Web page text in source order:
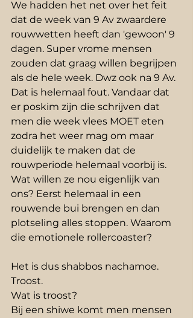
We hadden het net over het feit
dat de week van 9 Av zwaardere
rouwwetten heeft dan 'gewoon' 9
dagen. Super vrome mensen
zouden dat graag willen begrijpen
als de hele week. Dwz ook na 9 Av.
Dat is helemaal fout. Vandaar dat
er poskim zijn die schrijven dat
men die week vlees MOET eten
zodra het weer mag om maar
duidelijk te maken dat de
rouwperiode helemaal voorbij is.
Wat willen ze nou eigenlijk van
ons? Eerst helemaal in een
rouwende bui brengen en dan
plotseling alles stoppen. Waarom
die emotionele rollercoaster?
Het is dus shabbos nachamoe.
Troost.
Wat is troost?
Bij een shiwe komt men mensen